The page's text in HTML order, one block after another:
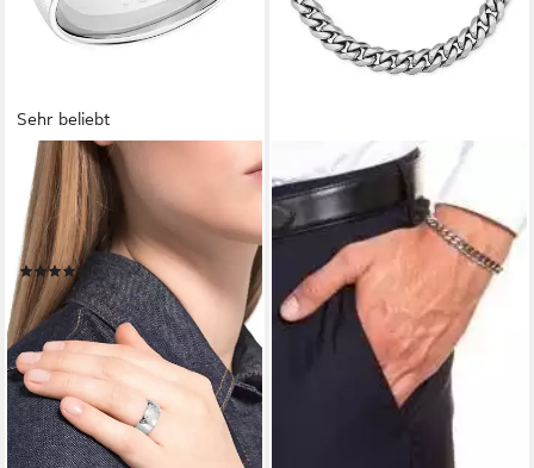
Sehr beliebt
JOOP!
Fingerring Schmuck
Geschenk Ring Kornblume,
breit - Eyecatcher
(62)
ab 60,00 € UVP74,99 €
-20%
lieferbar - in 1-2 Werktagen bei dir